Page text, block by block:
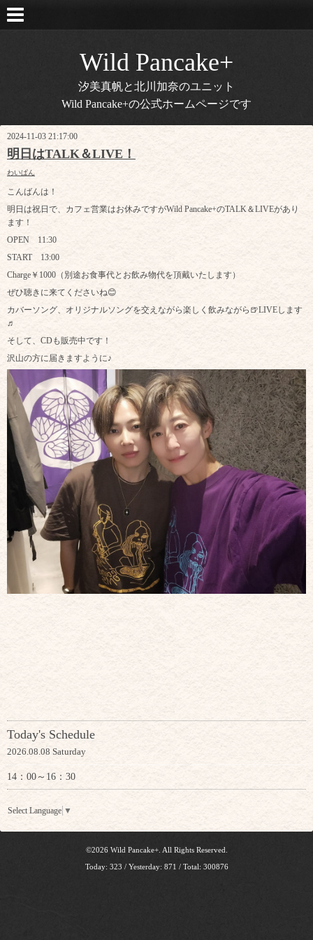
Wild Pancake+
汐美真帆と北川加奈のユニット
Wild Pancake+の公式ホームページです
2024-11-03 21:17:00
明日はTALK＆LIVE！
わいぱん
こんばんは！
明日は祝日で、カフェ営業はお休みですがWild Pancake+のTALK＆LIVEがあり
ます！
OPEN 11:30
START 13:00
Charge￥1000（別途お食事代とお飲み物代を頂戴いたします）
ぜひ聴きに来てくださいね😊
カバーソング、オリジナルソングを交えながら楽しく飲みながら🍺LIVEします
♬
そして、CDも販売中です！
沢山の方に届きますように♪
Today's Schedule
2026.08.08 Saturday
14：00～16：30
Select Language ▼
©2026 Wild Pancake+. All Rights Reserved.
Today: 323 / Yesterday: 871 / Total: 300876